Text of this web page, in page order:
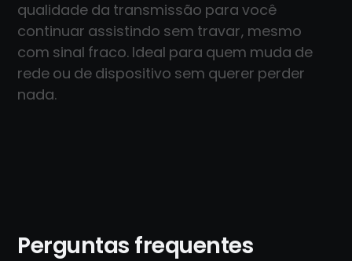
qualidade da transmissão para você
continuar assistindo sem travar, mesmo
com sinal fraco. Ideal para quem muda de
rede ou de dispositivo sem querer perder
nada.
Perguntas frequentes